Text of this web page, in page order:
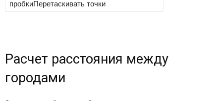
пробкиПеретаскивать точки
Расчет расстояния между
городами